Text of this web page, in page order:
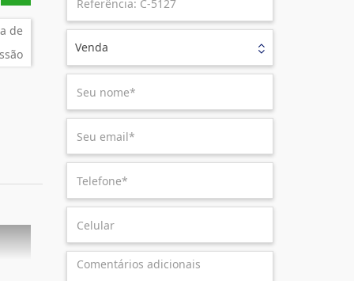
de
Venda